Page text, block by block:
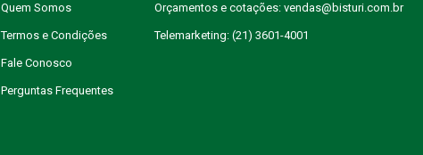
Quem Somos
Termos e Condições
Fale Conosco
Perguntas Frequentes
Orçamentos e cotações: vendas@bisturi.com.br
Telemarketing: (21) 3601-4001